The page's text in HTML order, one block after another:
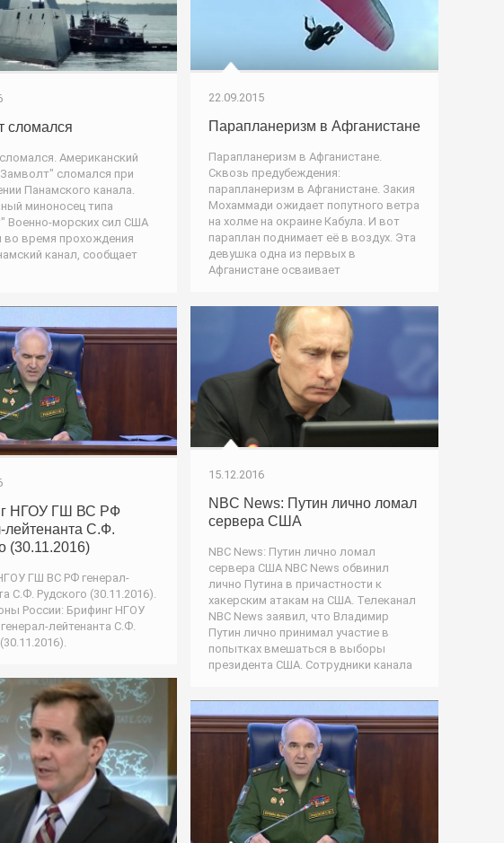
22.09.2015
Парапланеризм в Афганистане
Парапланеризм в Афганистане.
Сквозь предубеждения:
парапланеризм в Афганистане. Закия
Мохаммади ожидает попутного ветра
на холме на окраине Кабула. И вот
параплан поднимает её в воздух. Эта
девушка одна из первых в
Афганистане осваивает
сломался
Американский
сломался при
Панамского канала.
миноносец типа
Военно-морских сил США
во время прохождения
канал, сообщает
15.12.2016
NBC News: Путин лично ломал
сервера США
NBC News: Путин лично ломал
сервера США NBC News обвинил
лично Путина в причастности к
хакерским атакам на США. Телеканал
NBC News заявил, что Владимир
Путин лично принимал участие в
попытках вмешаться в выборы
президента США. Сотрудники канала
НГОУ ГШ ВС РФ
лейтенанта С.Ф.
(30.11.2016)
ГШ ВС РФ генерал-
С.Ф. Рудского (30.11.2016).
России: Брифинг НГОУ
лейтенанта С.Ф.